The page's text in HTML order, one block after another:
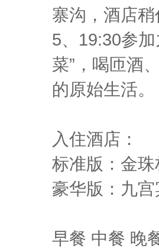
寨沟，酒店稍
5、19:30参
菜”，喝匝酒
的原始生活。
入住酒店：
标准版：金
豪华版：九
早餐 中餐 晚